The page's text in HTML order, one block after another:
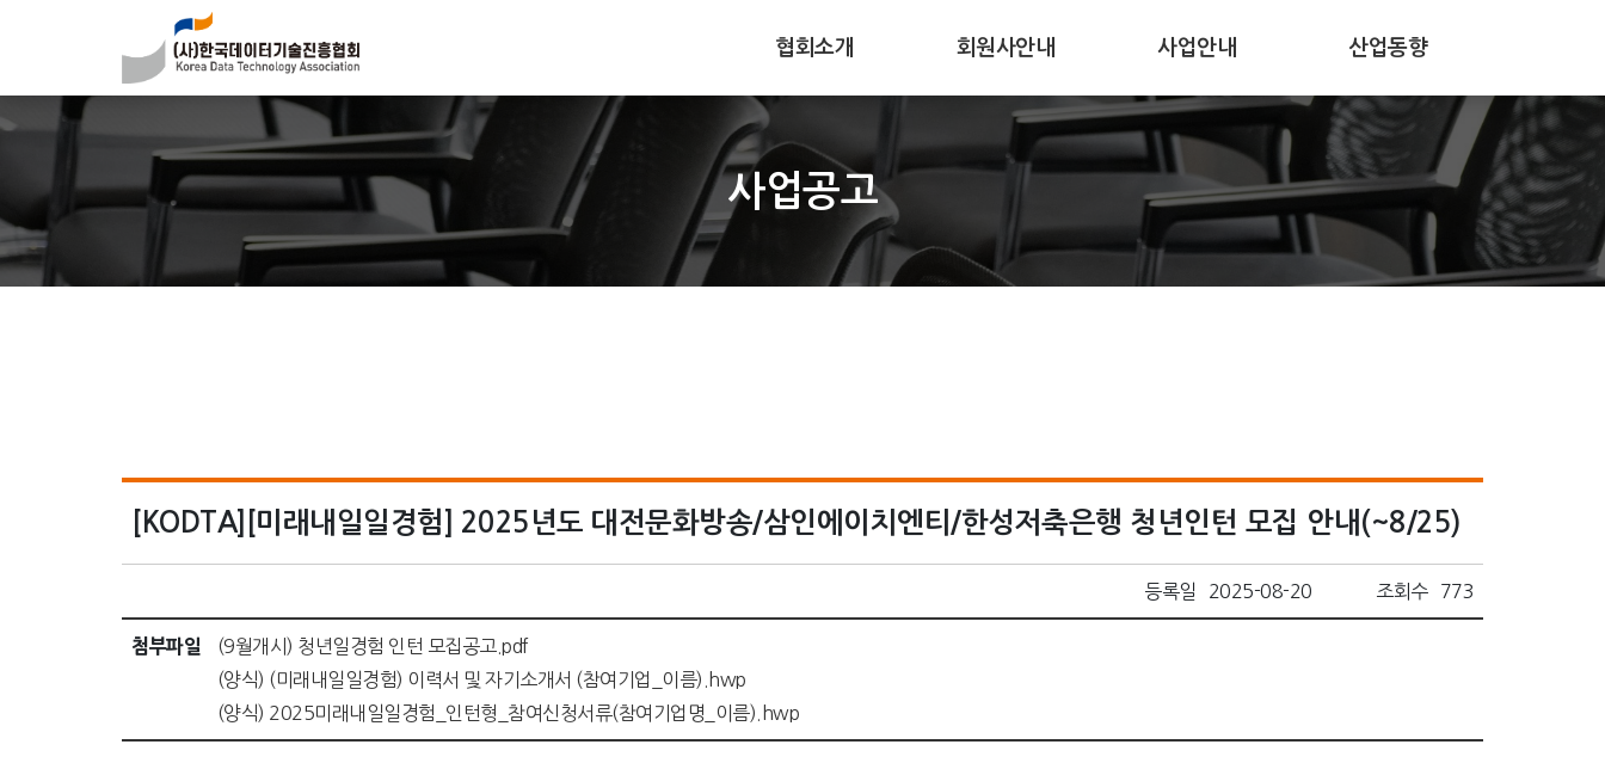
협회소개
협회연혁
조직과구성
회원사안내
회원사가입
회원사동향
사업안내
공지사항
사업공고
산업동향
보도자료
사업공고
[KODTA][미래내일일경험] 2025년도 대전문화방송/삼인에이치엔티/한성저축은행 청년인턴 모집 안내(~8/25)
등록일 2025-08-20 조회수 773
첨부파일
(9월개시) 청년일경험 인턴 모집공고.pdf
(양식) (미래내일일경험) 이력서 및 자기소개서 (참여기업_이름).hwp
(양식) 2025미래내일일경험_인턴형_참여신청서류(참여기업명_이름).hwp